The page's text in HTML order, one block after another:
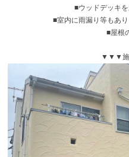
■ウッドデッキ
■室内に雨漏り等もあ
■屋根
▼▼▼